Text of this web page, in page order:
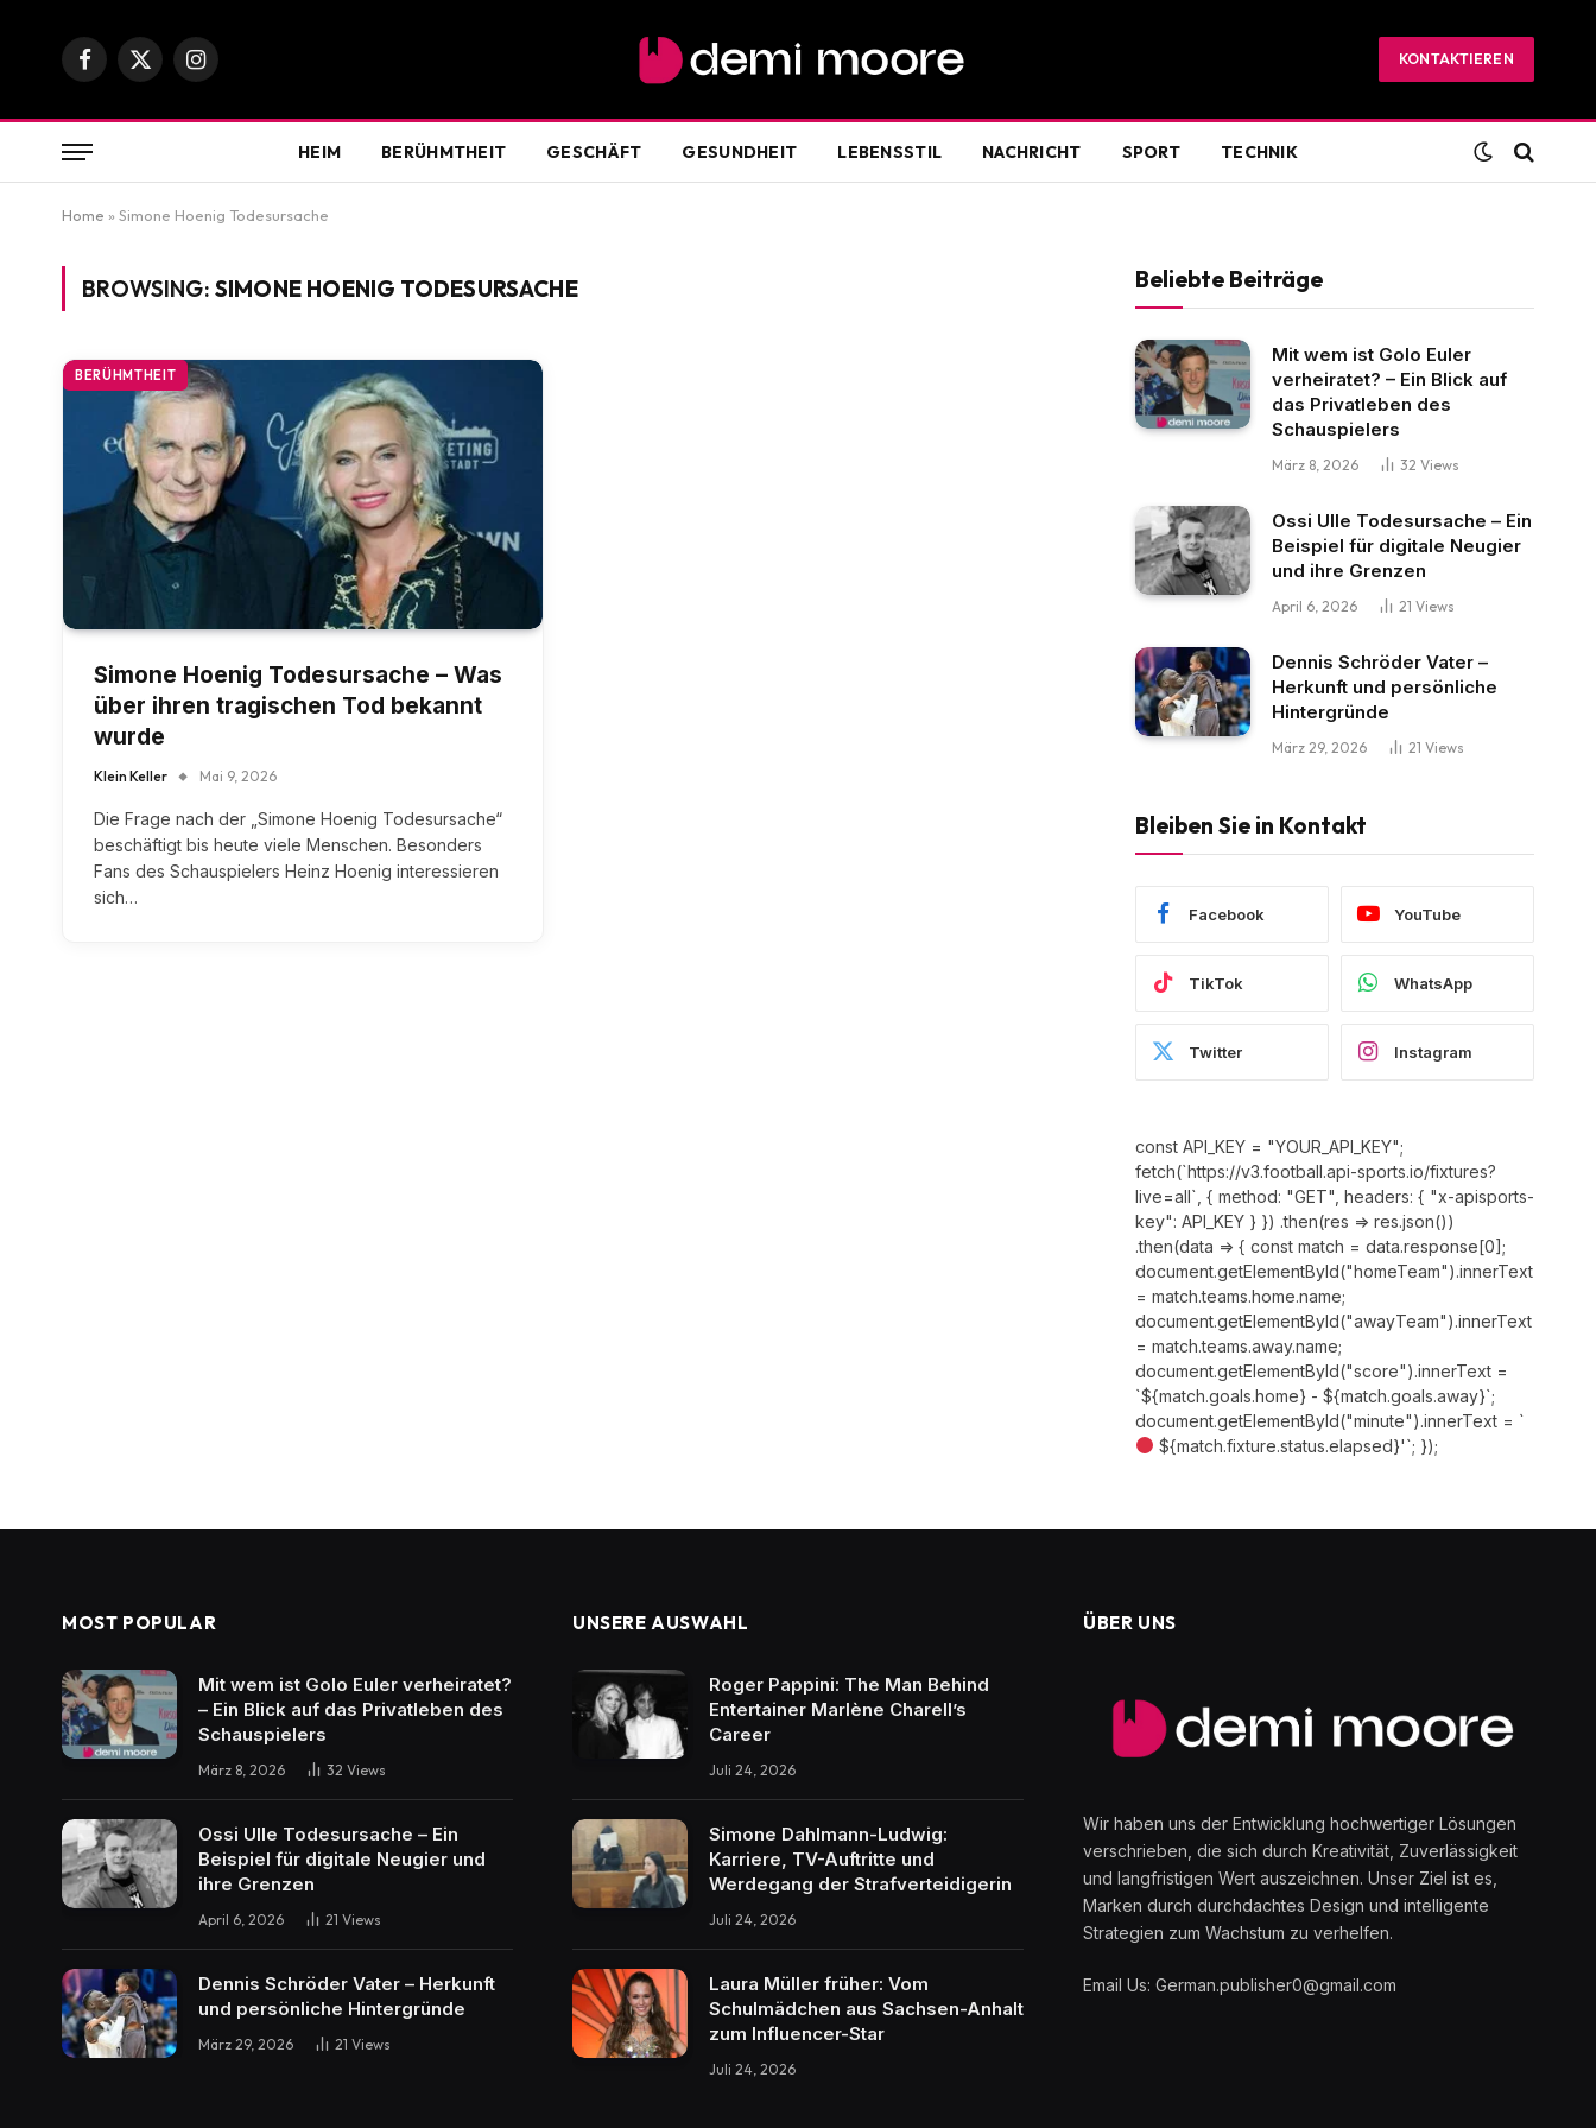
Facebook
X
Instagram
KONTAKTIEREN
HEIM BERÜHMTHEIT GESCHÄFT GESUNDHEIT LEBENSSTIL NACHRICHT SPORT TECHNIK
Home » Simone Hoenig Todesursache
BROWSING: SIMONE HOENIG TODESURSACHE
BERÜHMTHEIT
Simone Hoenig Todesursache – Was
über ihren tragischen Tod bekannt
wurde
Klein Keller Mai 9, 2026
Die Frage nach der „Simone Hoenig Todesursache“
beschäftigt bis heute viele Menschen. Besonders
Fans des Schauspielers Heinz Hoenig interessieren
sich…
Beliebte Beiträge
Mit wem ist Golo Euler
verheiratet? – Ein Blick auf
das Privatleben des
Schauspielers
März 8, 2026 32 Views
Ossi Ulle Todesursache – Ein
Beispiel für digitale Neugier
und ihre Grenzen
April 6, 2026 21 Views
Dennis Schröder Vater –
Herkunft und persönliche
Hintergründe
März 29, 2026 21 Views
Bleiben Sie in Kontakt
Facebook YouTube
TikTok WhatsApp
Twitter Instagram
const API_KEY = "YOUR_API_KEY";
fetch(`https://v3.football.api-sports.io/fixtures?
live=all`, { method: "GET", headers: { "x-apisports-
key": API_KEY } }) .then(res => res.json())
.then(data => { const match = data.response[0];
document.getElementById("homeTeam").innerText
= match.teams.home.name;
document.getElementById("awayTeam").innerText
= match.teams.away.name;
document.getElementById("score").innerText =
`${match.goals.home} - ${match.goals.away}`;
document.getElementById("minute").innerText = `
${match.fixture.status.elapsed}'`; });
MOST POPULAR
Mit wem ist Golo Euler verheiratet?
– Ein Blick auf das Privatleben des
Schauspielers
März 8, 2026 32 Views
Ossi Ulle Todesursache – Ein
Beispiel für digitale Neugier und
ihre Grenzen
April 6, 2026 21 Views
Dennis Schröder Vater – Herkunft
und persönliche Hintergründe
März 29, 2026 21 Views
UNSERE AUSWAHL
Roger Pappini: The Man Behind
Entertainer Marlène Charell’s
Career
Juli 24, 2026
Simone Dahlmann-Ludwig:
Karriere, TV-Auftritte und
Werdegang der Strafverteidigerin
Juli 24, 2026
Laura Müller früher: Vom
Schulmädchen aus Sachsen-Anhalt
zum Influencer-Star
Juli 24, 2026
ÜBER UNS
Wir haben uns der Entwicklung hochwertiger Lösungen
verschrieben, die sich durch Kreativität, Zuverlässigkeit
und langfristigen Wert auszeichnen. Unser Ziel ist es,
Marken durch durchdachtes Design und intelligente
Strategien zum Wachstum zu verhelfen.
Email Us: German.publisher0@gmail.com